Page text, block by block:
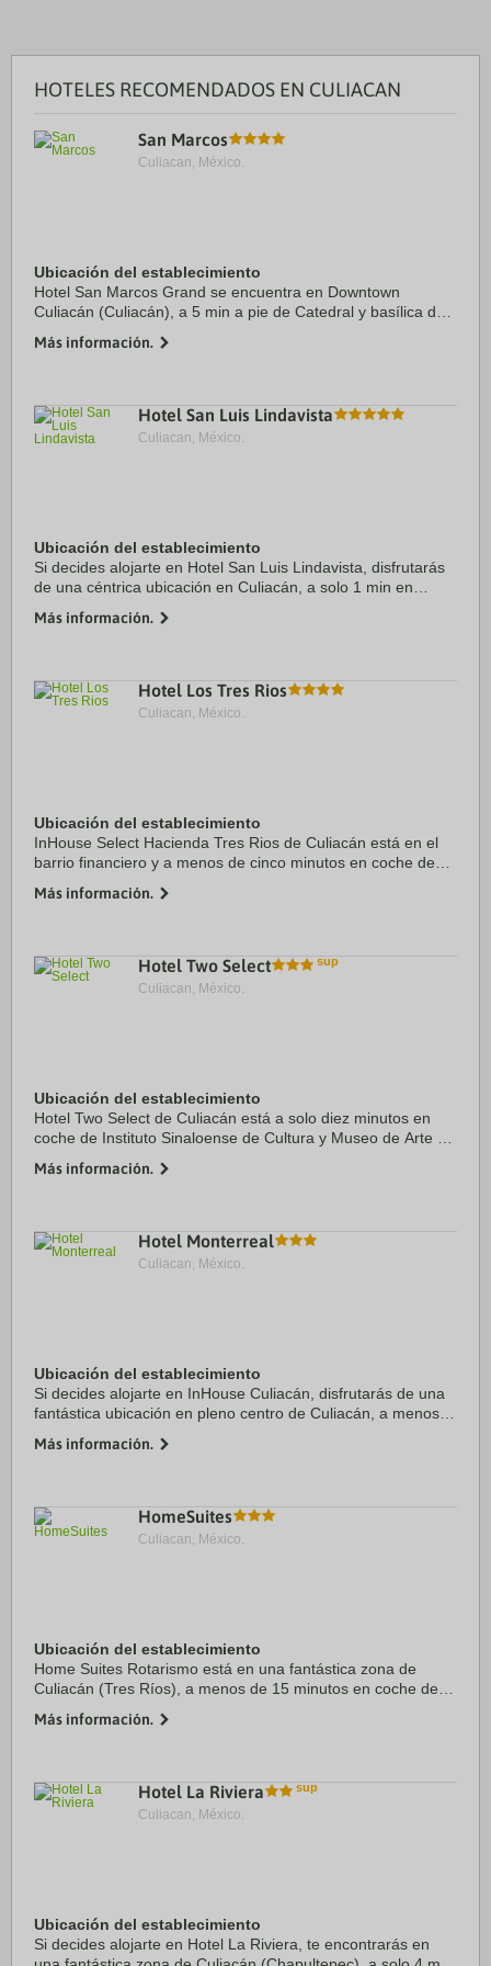
HOTELES RECOMENDADOS EN CULIACAN
San Marcos
Culiacan, México.
Ubicación del establecimiento
Hotel San Marcos Grand se encuentra en Downtown
Culiacán (Culiacán), a 5 min a pie de Catedral y basílica de
Obregón. Además, este hotel se encuentra ...
Más información.
Hotel San Luis Lindavista
Culiacan, México.
Ubicación del establecimiento
Si decides alojarte en Hotel San Luis Lindavista, disfrutarás
de una céntrica ubicación en Culiacán, a solo 1 min en
Nuestra Señora del Rosario. Además, ...
Más información.
Hotel Los Tres Rios
Culiacan, México.
Ubicación del establecimiento
InHouse Select Hacienda Tres Rios de Culiacán está en el
barrio financiero y a menos de cinco minutos en coche de
se encuentra a 3 km de Forum ...
Más información.
Hotel Two Select
Culiacan, México.
Ubicación del establecimiento
Hotel Two Select de Culiacán está a solo diez minutos en
coche de Instituto Sinaloense de Cultura y Museo de Arte de
Jardín Botánico de Culiacán y a 6,5 ...
Más información.
Hotel Monterreal
Culiacan, México.
Ubicación del establecimiento
Si decides alojarte en InHouse Culiacán, disfrutarás de una
fantástica ubicación en pleno centro de Culiacán, a menos
de Culiacán. Además, este ...
Más información.
HomeSuites
Culiacan, México.
Ubicación del establecimiento
Home Suites Rotarismo está en una fantástica zona de
Culiacán (Tres Ríos), a menos de 15 minutos en coche de
se encuentra a 1,9 km de Forum Culiacán ...
Más información.
Hotel La Riviera
Culiacan, México.
Ubicación del establecimiento
Si decides alojarte en Hotel La Riviera, te encontrarás en